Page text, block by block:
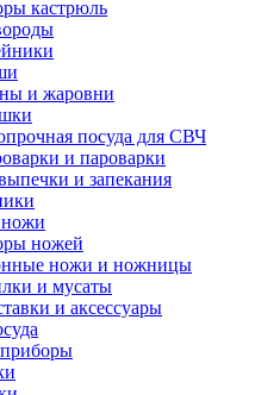
кастрюль
и жаровни
посуда для СВЧ
и пароварки
и запекания
ножей
ножи и ножницы
и мусаты
и аксессуары